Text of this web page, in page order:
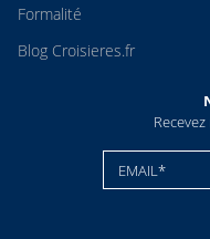
Formalité
Blog Croisieres.fr
EMAIL*